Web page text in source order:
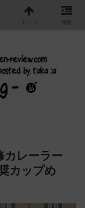
るブログ
カレーラー
カップめ
トップ 情報